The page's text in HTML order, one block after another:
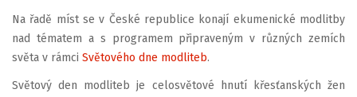
Na řadě míst se v České republice konají ekumenické modlitby
nad tématem a s programem připraveným v různých zemích
světa v rámci Světového dne modliteb.
Světový den modliteb je celosvětové hnutí křesťanských žen